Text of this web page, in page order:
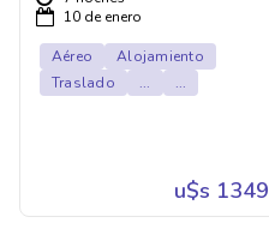
10 de enero
Aéreo
Alojamiento
Traslado
... ...
u$s 1349